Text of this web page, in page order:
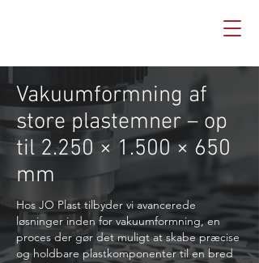
Vakuumformning af
store plastemner – op
til 2.250 × 1.500 × 650
mm
Hos JO Plast tilbyder vi avancerede
løsninger inden for vakuumformning, en
proces der gør det muligt at skabe præcise
og holdbare plastkomponenter til en bred